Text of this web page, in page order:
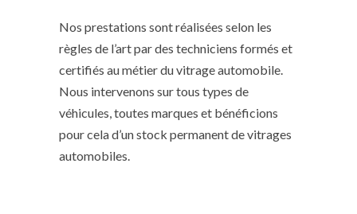
Nos prestations sont réalisées selon les
règles de l’art par des techniciens formés et
certifiés au métier du vitrage automobile.
Nous intervenons sur tous types de
véhicules, toutes marques et bénéficions
pour cela d’un stock permanent de vitrages
automobiles.